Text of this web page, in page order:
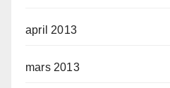
april 2013
mars 2013